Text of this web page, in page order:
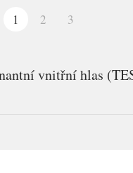
1 2 3
vnitřní hlas